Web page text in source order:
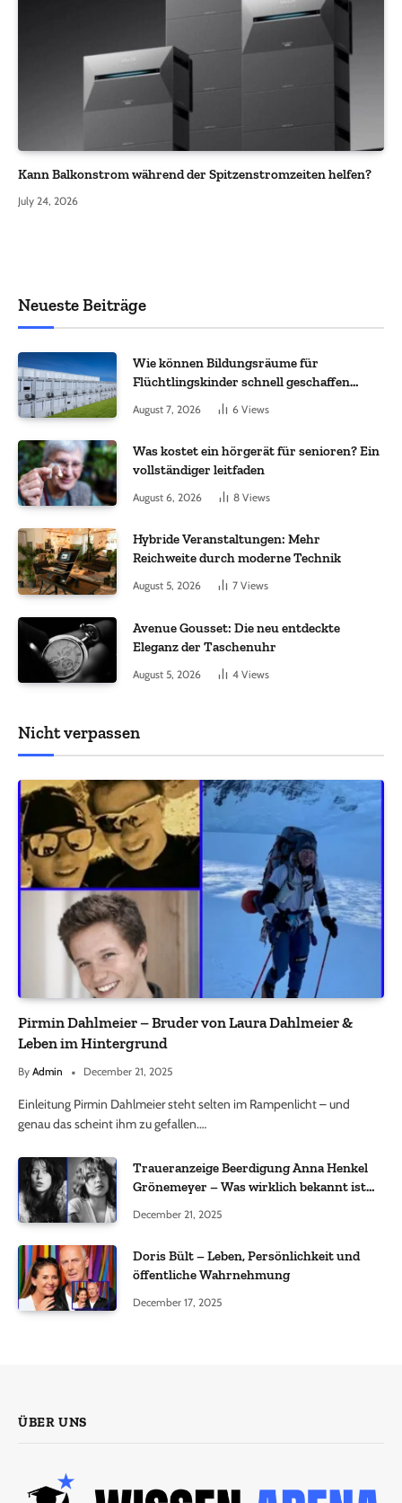
Kann Balkonstrom während der Spitzenstromzeiten helfen?
July 24, 2026
Neueste Beiträge
Wie können Bildungsräume für
Flüchtlingskinder schnell geschaffen
August 7, 2026 6 Views
Was kostet ein hörgerät für senioren? Ein
vollständiger leitfaden
August 6, 2026 8 Views
Hybride Veranstaltungen: Mehr
Reichweite durch moderne Technik
August 5, 2026 7 Views
Avenue Gousset: Die neu entdeckte
Eleganz der Taschenuhr
August 5, 2026 4 Views
Nicht verpassen
Pirmin Dahlmeier – Bruder von Laura Dahlmeier &
Leben im Hintergrund
By Admin December 21, 2025
Einleitung Pirmin Dahlmeier steht selten im Rampenlicht – und
genau das scheint ihm zu gefallen.…
Traueranzeige Beerdigung Anna Henkel
Grönemeyer – Was wirklich bekannt ist
December 21, 2025
Doris Bült – Leben, Persönlichkeit und
öffentliche Wahrnehmung
December 17, 2025
ÜBER UNS